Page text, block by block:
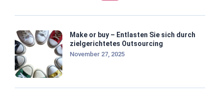
Make or buy – Entlasten Sie sich durch
zielgerichtetes Outsourcing
November 27, 2025